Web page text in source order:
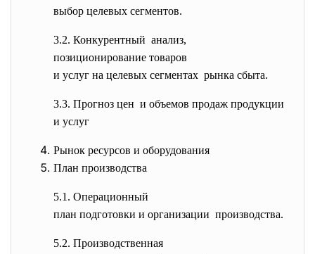
выбор целевых сегментов.
3.2. Конкурентный анализ,
позиционирование товаров
и услуг на целевых сегментах рынка сбыта.
3.3. Прогноз цен и объемов продаж продукции
и услуг
Рынок ресурсов и оборудования
План производства
5.1. Операционный
план подготовки и организации производства.
5.2. Производственная